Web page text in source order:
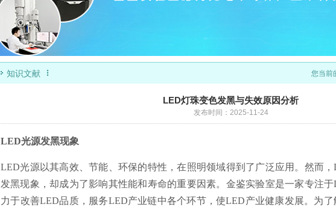
知识文献  您当前
LED灯珠变色发黑与失效原因分析
发布时间：2025-11-24
LED光源发黑现象
LED光源以其高效、节能、环保的特性，在照明领域得到了广泛应用。然而
发黑现象，却成为了影响其性能和寿命的重要因素。金鉴实验室是一家专注于
力于改善LED品质，服务LED产业链中各个环节，使LED产业健康发展。为了